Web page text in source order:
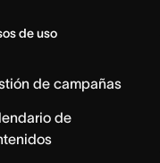
de uso
de campañas
de